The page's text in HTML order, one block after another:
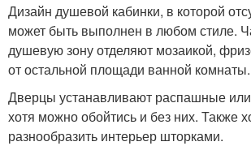
Дизайн душевой кабинки, в которой
может быть выполнен в любом стиле.
душевую зону отделяют мозаикой,
от остальной площади ванной комнаты.
Дверцы устанавливают распашные
хотя можно обойтись и без них. Также
разнообразить интерьер шторками.